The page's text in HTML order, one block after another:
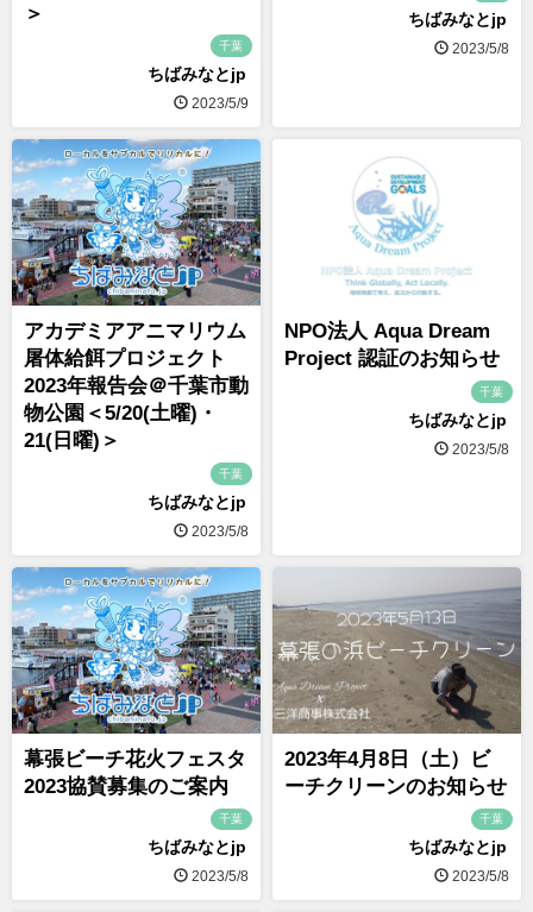
＞
千葉
ちばみなとjp
2023/5/9
ちばみなとjp
2023/5/8
アカデミアアニマリウム
屠体給餌プロジェクト
2023年報告会＠千葉市動
物公園＜5/20(土曜)・
21(日曜)＞
千葉
ちばみなとjp
2023/5/8
NPO法人 Aqua Dream
Project 認証のお知らせ
千葉
ちばみなとjp
2023/5/8
幕張ビーチ花火フェスタ
2023協賛募集のご案内
千葉
ちばみなとjp
2023/5/8
2023年4月8日（土）ビ
ーチクリーンのお知らせ
千葉
ちばみなとjp
2023/5/8